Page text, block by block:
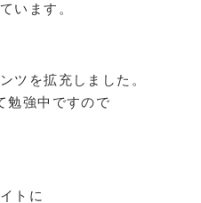
います。
ツを拡充しました。
勉強中ですので
トに